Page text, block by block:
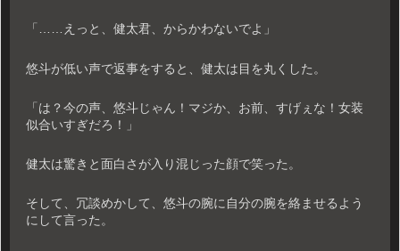
「……えっと、健太君、からかわないでよ」
悠斗が低い声で返事をすると、健太は目を丸くした。
「は？今の声、悠斗じゃん！マジか、お前、すげぇな！女装
似合いすぎだろ！」
健太は驚きと面白さが入り混じった顔で笑った。
そして、冗談めかして、悠斗の腕に自分の腕を絡ませるよう
にして言った。